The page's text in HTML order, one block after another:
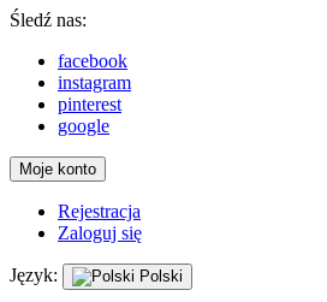
Śledź nas:
facebook
instagram
pinterest
google
Moje konto
Rejestracja
Zaloguj się
Język: Polski